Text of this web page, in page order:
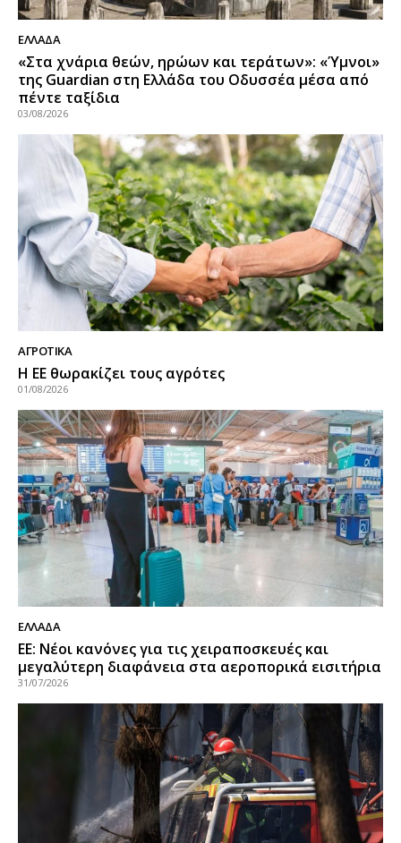
ΕΛΛΑΔΑ
«Στα χνάρια θεών, ηρώων και τεράτων»: «Ύμνοι»
της Guardian στη Ελλάδα του Οδυσσέα μέσα από
πέντε ταξίδια
03/08/2026
ΑΓΡΟΤΙΚΑ
Η ΕΕ θωρακίζει τους αγρότες
01/08/2026
ΕΛΛΑΔΑ
ΕΕ: Νέοι κανόνες για τις χειραποσκευές και
μεγαλύτερη διαφάνεια στα αεροπορικά εισιτήρια
31/07/2026